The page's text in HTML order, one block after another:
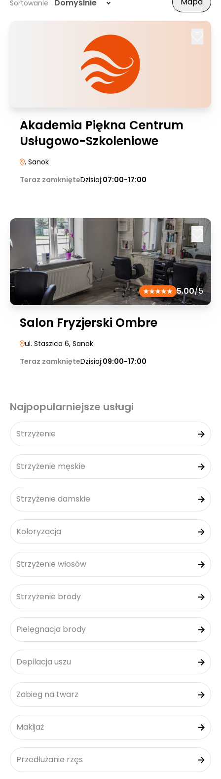
Sortowanie Domyślnie
Akademia Piękna Centrum
Usługowo-Szkoleniowe
, Sanok
Teraz zamknięteDzisiaj:07:00-17:00
5.00/5
Salon Fryzjerski Ombre
ul. Staszica 6, Sanok
Teraz zamknięteDzisiaj:09:00-17:00
Najpopularniejsze usługi
Strzyżenie
Strzyżenie męskie
Strzyżenie damskie
Koloryzacja
Strzyżenie włosów
Strzyżenie brody
Pielęgnacja brody
Depilacja uszu
Zabieg na twarz
Makijaż
Przedłużanie rzęs